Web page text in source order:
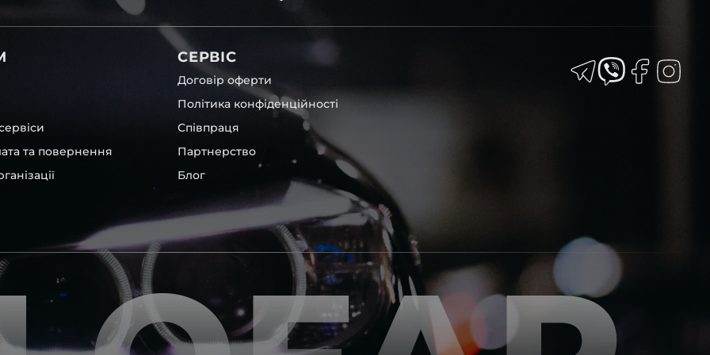
будуть на 100 % сумісним
та унікальні.
офісі та оптовому
– на всіх
– для швидкої
будь-які
пару чи комплект.
перевіряють та
та повернення
СЕРВІС
Договір оферти
Політика конфіденційності
Співпраця
Партнерство
Блог